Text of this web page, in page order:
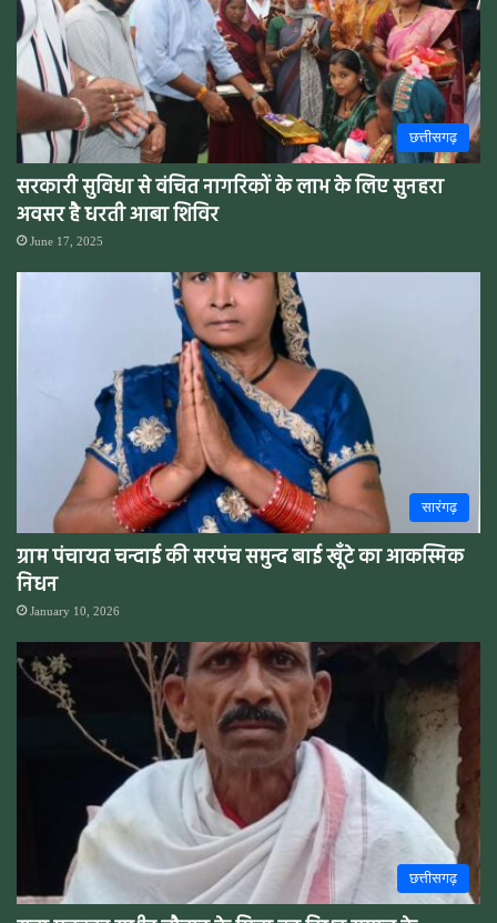
छत्तीसगढ़
सरकारी सुविधा से वंचित नागरिकों के लाभ के लिए सुनहरा
अवसर है धरती आबा शिविर
June 17, 2025
सारंगढ़
ग्राम पंचायत चन्दाई की सरपंच समुन्द बाई खूँटे का आकस्मिक
निधन
January 10, 2026
छत्तीसगढ़